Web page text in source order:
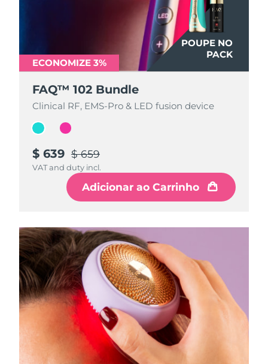
POUPE NO
PACK
ECONOMIZE 3%
FAQ™ 102 Bundle
Clinical RF, EMS-Pro & LED fusion device
$ 639 $ 659
VAT and duty incl.
Adicionar ao Carrinho
POUPE NO
PACK
ECONOMIZE 3%
FAQ™ 102 Bundle
Clinical RF, EMS-Pro & LED fusion device
$ 639 $ 659
VAT and duty incl.
Adicionar ao Carrinho